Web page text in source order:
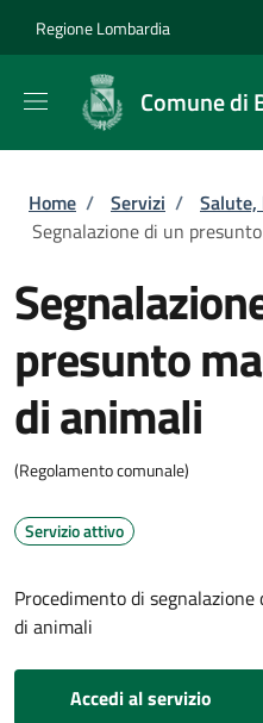
Regione Lombardia
Comune di
Briciole di
Home / Servizi / Salute,
Segnalazione di un
presunto
di animali
(Regolamento comunale)
Servizio attivo
Procedimento di
di animali
Accedi al servizio